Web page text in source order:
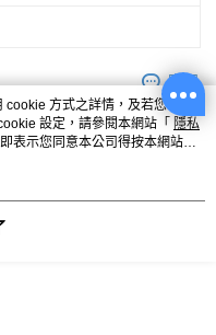
客服
方式之詳情，及若您不希
設定，請參閱本網站「 隱私
表示您同意本公司得按本網站使